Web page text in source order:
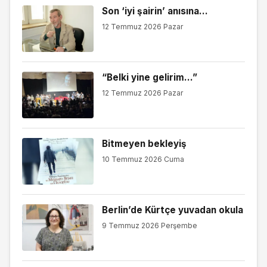
Son ‘iyi şairin’ anısına…
12 Temmuz 2026 Pazar
“Belki yine gelirim…”
12 Temmuz 2026 Pazar
Bitmeyen bekleyiş
10 Temmuz 2026 Cuma
Berlin’de Kürtçe yuvadan okula
9 Temmuz 2026 Perşembe